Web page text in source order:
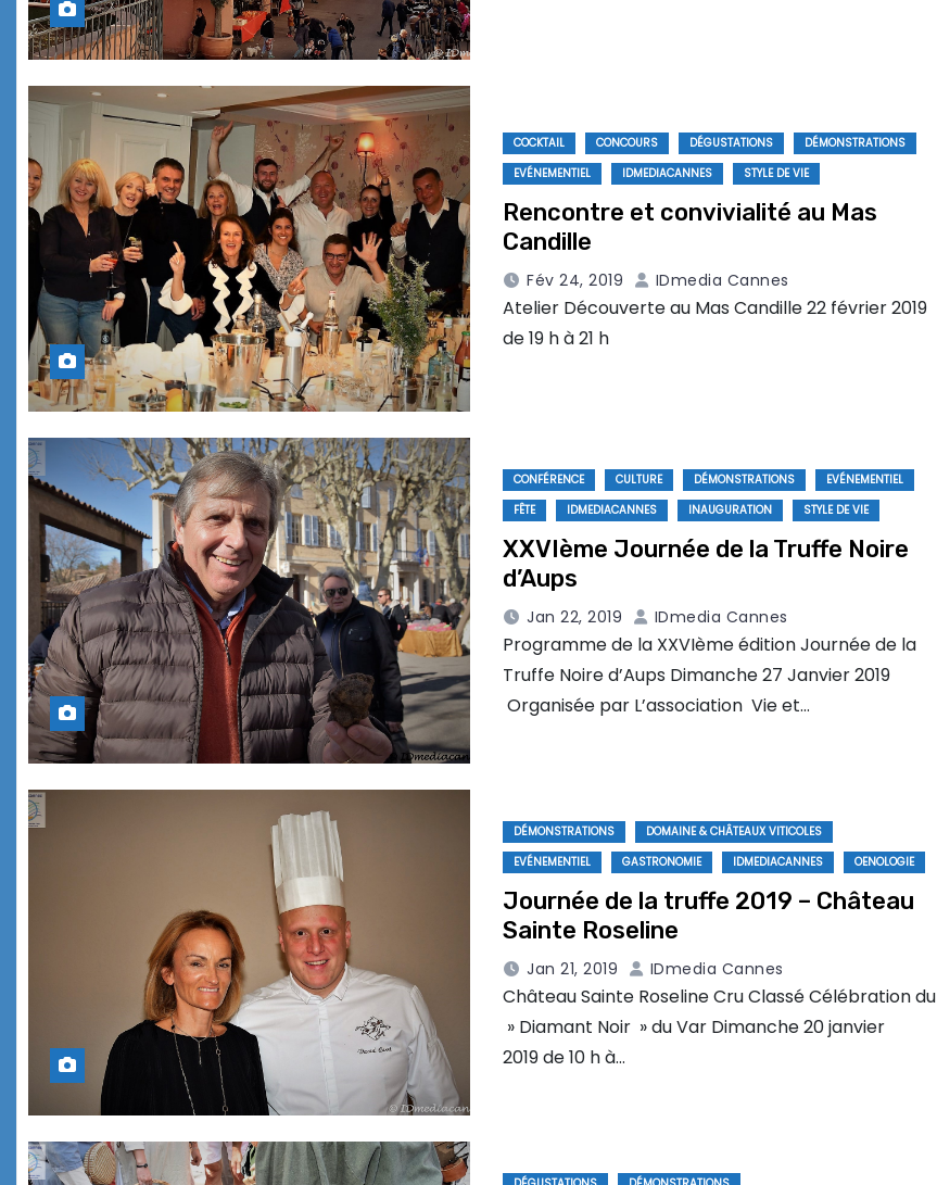
COCKTAIL CONCOURS DÉGUSTATIONS
DÉMONSTRATIONS
EVÉNEMENTIEL
IDMEDIACANNES STYLE DE VIE
Rencontre et convivialité au Mas
Candille
Fév 24, 2019 IDmedia Cannes
Atelier Découverte au Mas Candille 22 février 2019
de 19 h à 21 h
CONFÉRENCE CULTURE DÉMONSTRATIONS
EVÉNEMENTIEL
FÊTE
IDMEDIACANNES INAUGURATION STYLE DE VIE
XXVIème Journée de la Truffe Noire
d’Aups
Jan 22, 2019 IDmedia Cannes
Programme de la XXVIème édition Journée de la
Truffe Noire d’Aups Dimanche 27 Janvier 2019
Organisée par L’association Vie et…
DÉMONSTRATIONS
DOMAINE & CHÂTEAUX VITICOLES
EVÉNEMENTIEL
GASTRONOMIE IDMEDIACANNES OENOLOGIE
Journée de la truffe 2019 – Château
Sainte Roseline
Jan 21, 2019 IDmedia Cannes
Château Sainte Roseline Cru Classé Célébration du
» Diamant Noir » du Var Dimanche 20 janvier
2019 de 10 h à…